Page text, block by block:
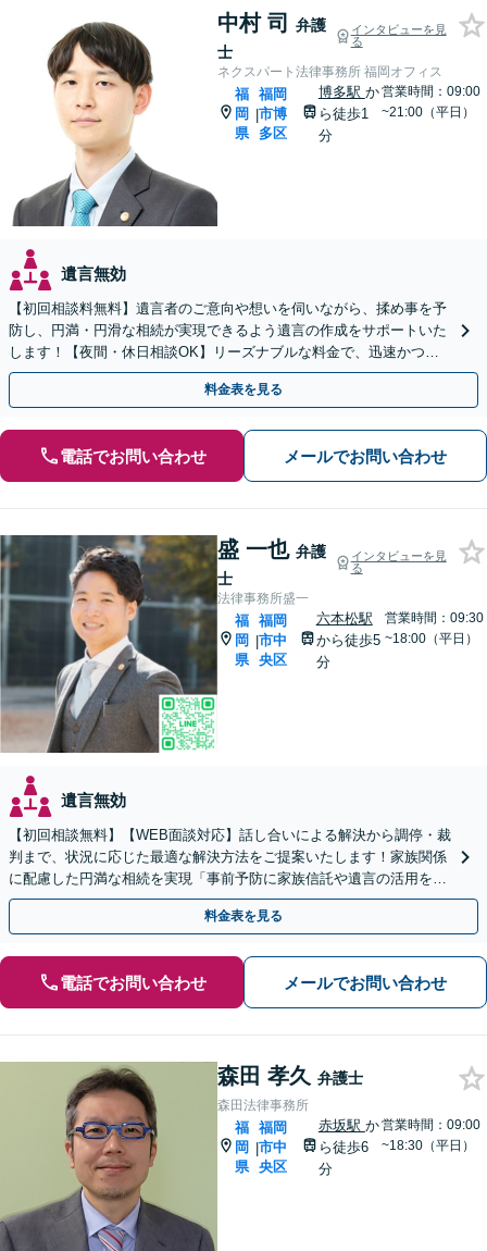
中村 司
弁護
士
インタビューを見
る
ネクスパート法律事務所 福岡オフィス
福
岡
県
|
福岡
市博
多区
博多駅 か
ら徒歩1
分
営業時間：09:00
~21:00（平日）
遺言無効
【初回相談料無料】遺言者のご意向や想いを伺いながら、揉め事を予
防し、円満・円滑な相続が実現できるよう遺言の作成をサポートいた
します！【夜間・休日相談OK】リーズナブルな料金で、迅速かつス
ピーディーにまごころを持って対応させて頂きます。
料金表を見る
電話でお問い合わせ メールでお問い合わせ
盛 一也 弁護
士
インタビューを見
る
法律事務所盛一
福
岡
県
|
福岡
市中
央区
六本松駅
から徒歩5
分
営業時間：09:30
~18:00（平日）
遺言無効
【初回相談無料】【WEB面談対応】話し合いによる解決から調停・裁
判まで、状況に応じた最適な解決方法をご提案いたします！家族関係
に配慮した円満な相続を実現「事前予防に家族信託や遺言の活用を」
「相続税に関するご相談にも対応」【休日・夜間相談可】
料金表を見る
電話でお問い合わせ メールでお問い合わせ
森田 孝久 弁護士
森田法律事務所
福
岡
県
|
福岡
市中
央区
赤坂駅 か
ら徒歩6
分
営業時間：09:00
~18:30（平日）